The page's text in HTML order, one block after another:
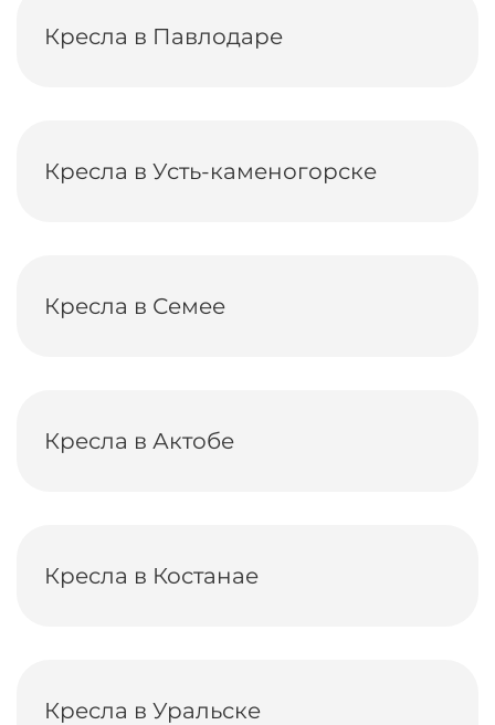
Кресла в Павлодаре
Кресла в Усть-каменогорске
Кресла в Семее
Кресла в Актобе
Кресла в Костанае
Кресла в Уральске